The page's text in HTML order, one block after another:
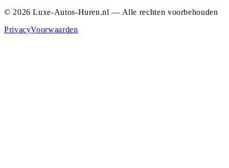
© 2026 Luxe-Autos-Huren.nl — Alle rechten voorbehouden
PrivacyVoorwaarden